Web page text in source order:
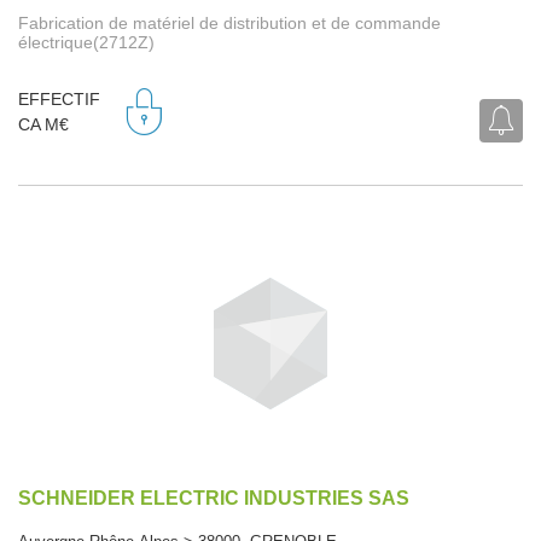
Fabrication de matériel de distribution et de commande
électrique(2712Z)
EFFECTIF
CA M€
SCHNEIDER ELECTRIC INDUSTRIES SAS